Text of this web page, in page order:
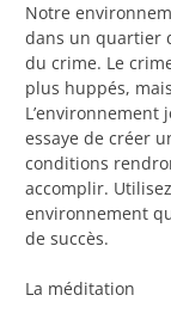
Notre
dans un quartier
du crime. Le
plus huppés,
essaye de créer
conditions
accomplir.
environnement
de succès.
La méditation